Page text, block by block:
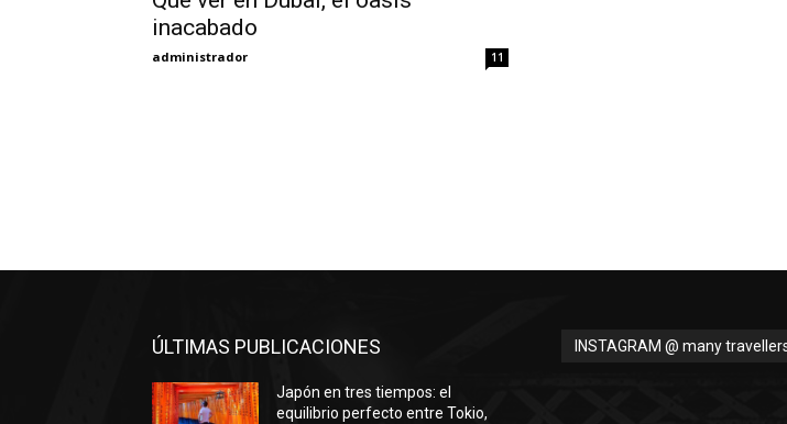
inacabado
administrador 11
ÚLTIMAS PUBLICACIONES
Japón en tres tiempos: el
equilibrio perfecto entre Tokio,
INSTAGRAM @ many